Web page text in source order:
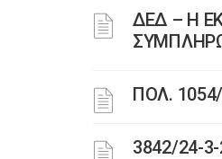
ΔΕΔ – Η
ΠΟΛ.
3842/24-